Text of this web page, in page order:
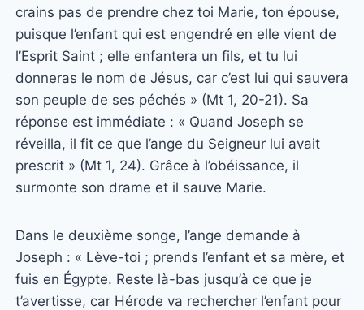
crains pas de prendre chez toi Marie, ton épouse,
puisque l’enfant qui est engendré en elle vient de
l’Esprit Saint ; elle enfantera un fils, et tu lui
donneras le nom de Jésus, car c’est lui qui sauvera
son peuple de ses péchés » (Mt 1, 20-21). Sa
réponse est immédiate : « Quand Joseph se
réveilla, il fit ce que l’ange du Seigneur lui avait
prescrit » (Mt 1, 24). Grâce à l’obéissance, il
surmonte son drame et il sauve Marie.
Dans le deuxième songe, l’ange demande à
Joseph : « Lève-toi ; prends l’enfant et sa mère, et
fuis en Égypte. Reste là-bas jusqu’à ce que je
t’avertisse, car Hérode va rechercher l’enfant pour